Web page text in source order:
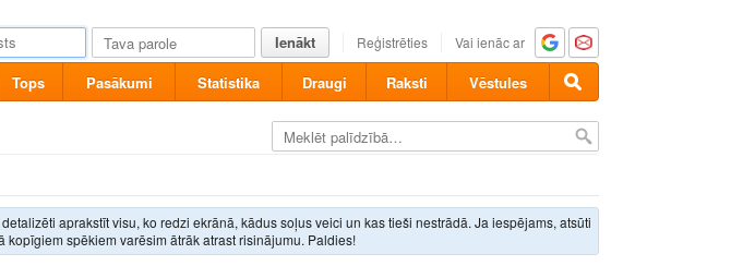
Ienākt Reģistrēties Vai ienāc ar
Tops Pasākumi Statistika Draugi Raksti Vēstules
aprakstīt visu, ko redzi ekrānā, kādus soļus veici un kas tieši nestrādā. Ja iespējams, atsūti
kopīgiem spēkiem varēsim ātrāk atrast risinājumu. Paldies!